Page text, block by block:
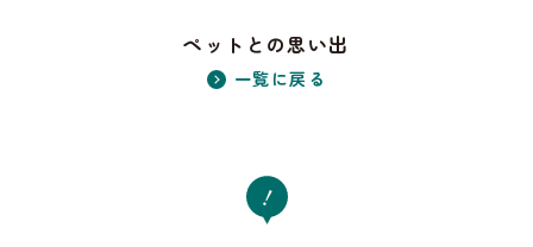
ペットとの思い出
一覧に戻る